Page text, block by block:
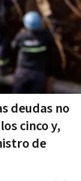
deudas no
cinco y,
de